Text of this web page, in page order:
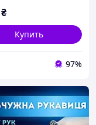
₴
Купить
97%